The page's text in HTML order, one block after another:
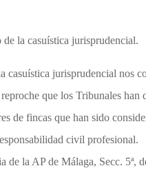
la casuística jurisprudencial.
casuística jurisprudencial nos
que los Tribunales han
de fincas que han sido
civil profesional.
de la AP de Málaga, Secc. 5ª,